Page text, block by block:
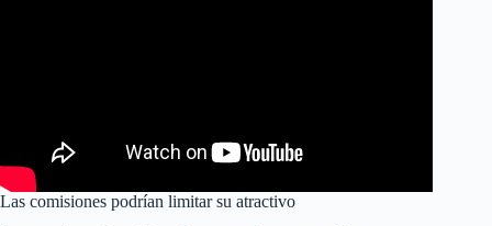
Las comisiones podrían limitar su atractivo